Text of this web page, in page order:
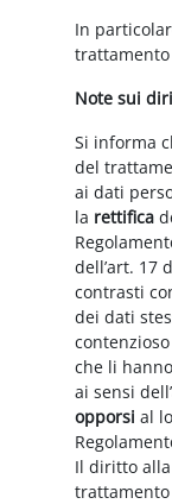
In
trattamento
Note sui
Si informa
del
ai dati
la rettifica
dell’art. 17
contrasti
dei dati
che li
ai sensi
opporsi al
Il diritto
trattamento